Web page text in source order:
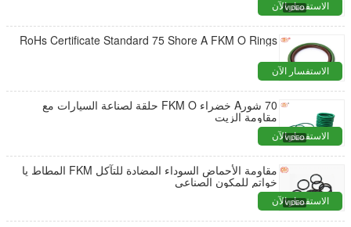
الاستفسار الآن
RoHs Certificate Standard 75 Shore A FKM O Rings
الاستفسار الآن
70 شورA خضراء FKM O حلقة لصناعة السيارات مع
مقاومة الزيت
الاستفسار الآن
مقاومة الأحماض السوداء المضادة للتآكل FKM المطاط يا
خواتم للمكون الصناعي
الاستفسار الآن